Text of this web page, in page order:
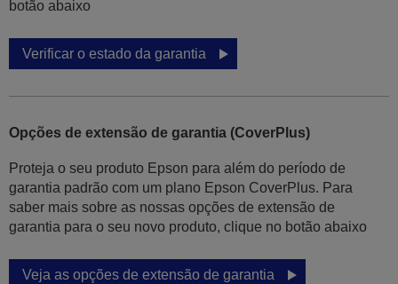
botão abaixo
Verificar o estado da garantia
Opções de extensão de garantia (CoverPlus)
Proteja o seu produto Epson para além do período de
garantia padrão com um plano Epson CoverPlus. Para
saber mais sobre as nossas opções de extensão de
garantia para o seu novo produto, clique no botão abaixo
Veja as opções de extensão de garantia